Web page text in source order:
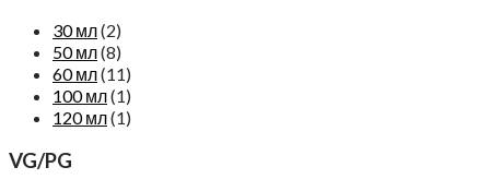
30 мл(2)
50 мл(8)
60 мл(11)
100 мл(1)
120 мл(1)
VG/PG